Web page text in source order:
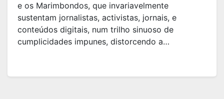
e os Marimbondos, que invariavelmente
sustentam jornalistas, activistas, jornais, e
conteúdos digitais, num trilho sinuoso de
cumplicidades impunes, distorcendo a…